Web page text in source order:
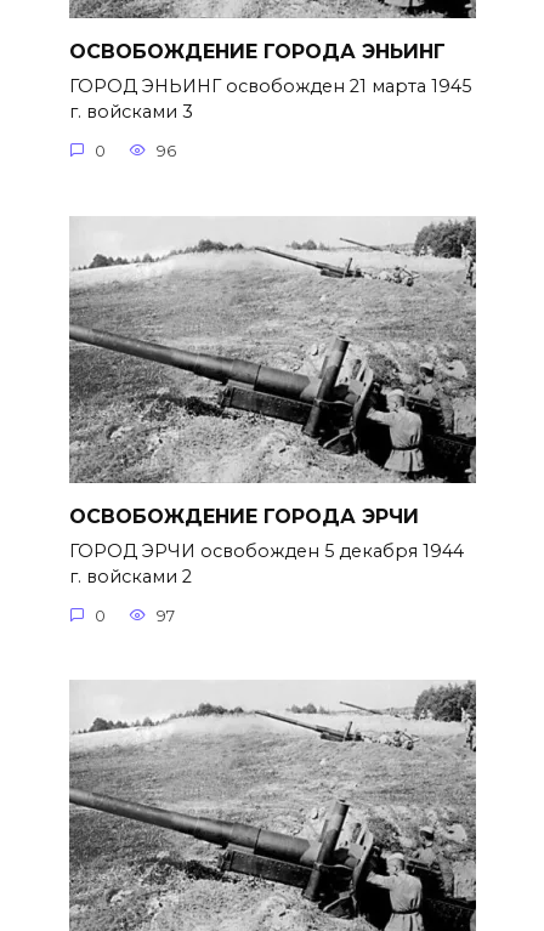
ОСВОБОЖДЕНИЕ ГОРОДА ЭНЬИНГ
ГОРОД ЭНЬИНГ освобожден 21 марта 1945
г. войсками 3
0 96
ОСВОБОЖДЕНИЕ ГОРОДА ЭРЧИ
ГОРОД ЭРЧИ освобожден 5 декабря 1944
г. войсками 2
0 97